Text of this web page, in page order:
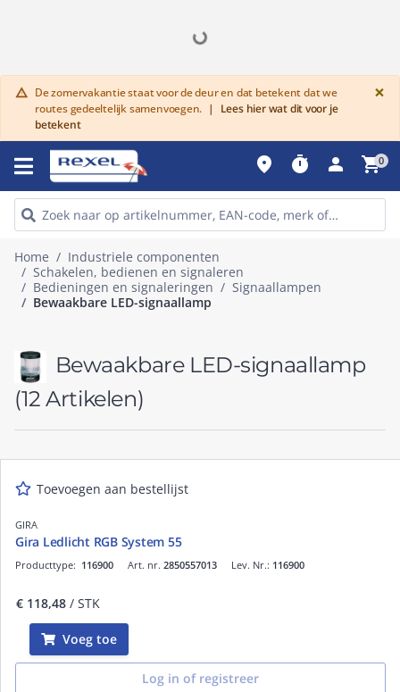
warning De zomervakantie staat voor de deur en dat betekent dat we
routes gedeeltelijk samenvoegen. |
Lees hier wat dit voor je
betekent
×
place timer person shopping_cart0
Home
Industriele componenten
Schakelen, bedienen en signaleren
Bedieningen en signaleringen
Signaallampen
Bewaakbare LED-signaallamp
Bewaakbare LED-signaallamp
(12 Artikelen)
Toevoegen aan bestellijst
GIRA
Gira Ledlicht RGB System 55
Art. nr. 2850557013
Producttype: 116900 Lev. Nr.: 116900
€ 118,48 / STK
Voeg toe
Log in of registreer